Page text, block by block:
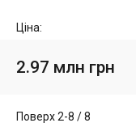
Ціна:
2.97 млн грн
Поверх 2-8 / 8